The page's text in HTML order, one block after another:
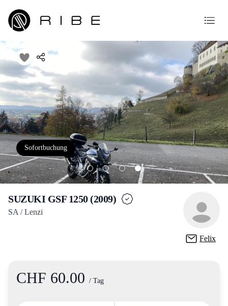
Sofortbuchung
SUZUKI GSF 1250 (2009)
SA / Lenzi
Felix
Product information
CHF 60.00 / Tag